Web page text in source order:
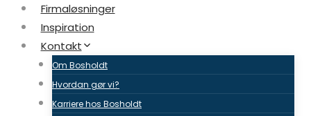
Firmaløsninger
Inspiration
Kontakt
Om Bosholdt
Hvordan gør vi?
Karriere hos Bosholdt